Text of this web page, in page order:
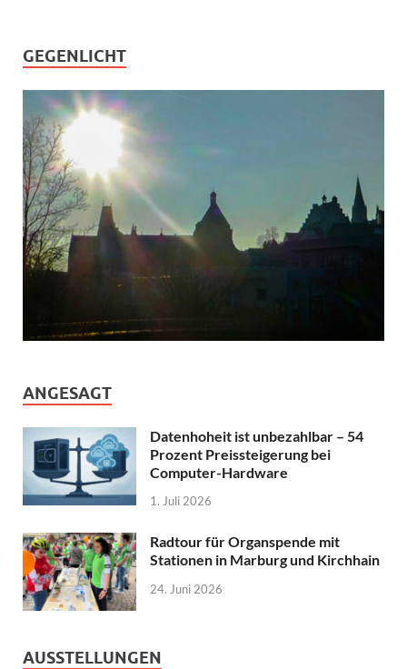
GEGENLICHT
ANGESAGT
Datenhoheit ist unbezahlbar – 54
Prozent Preissteigerung bei
Computer-Hardware
1. Juli 2026
Radtour für Organspende mit
Stationen in Marburg und Kirchhain
24. Juni 2026
AUSSTELLUNGEN